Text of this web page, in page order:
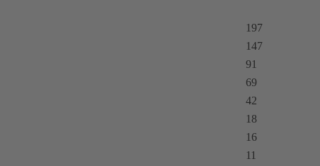
197
147
91
69
42
18
16
11